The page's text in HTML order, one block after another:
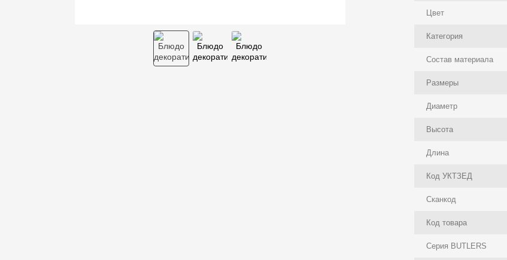
Цвет
Категория
Состав материала
Размеры
Диаметр
Высота
Длина
Код УКТЗЕД
Сканкод
Код товара
Серия BUTLERS